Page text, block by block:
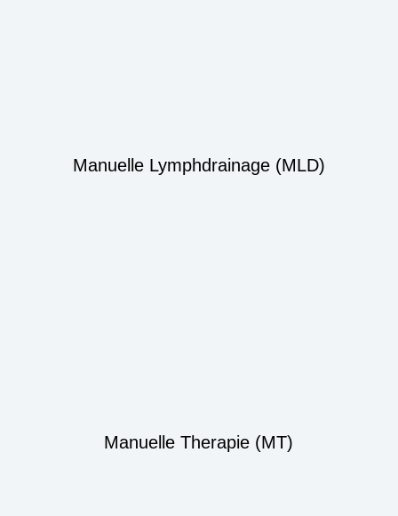
Manuelle Lymphdrainage (MLD)
Manuelle Therapie (MT)